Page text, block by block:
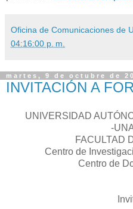
Oficina de Comunicaciones de
04:16:00 p. m.
martes, 9 de octubre de
INVITACIÓN A
UNIVERSIDAD
-
FACULTAD
Centro de
Centro de